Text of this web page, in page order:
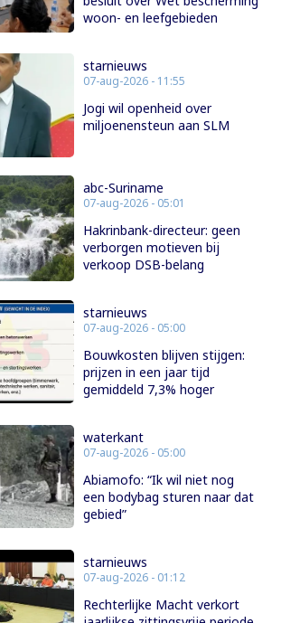
woon- en leefgebieden
starnieuws
07-aug-2026 - 11:55
Jogi wil openheid over
miljoenensteun aan SLM
abc-Suriname
07-aug-2026 - 05:01
Hakrinbank-directeur: geen
verborgen motieven bij
verkoop DSB-belang
starnieuws
07-aug-2026 - 05:00
Bouwkosten blijven stijgen:
prijzen in een jaar tijd
gemiddeld 7,3% hoger
waterkant
07-aug-2026 - 05:00
Abiamofo: “Ik wil niet nog
een bodybag sturen naar dat
gebied”
starnieuws
07-aug-2026 - 01:12
Rechterlijke Macht verkort